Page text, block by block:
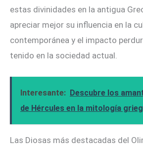
estas divinidades en la antigua
apreciar mejor su influencia en la
contemporánea y el impacto
tenido en la sociedad actual.
Interesante: Descubre los
de Hércules en la mitología
Las Diosas más destacadas del